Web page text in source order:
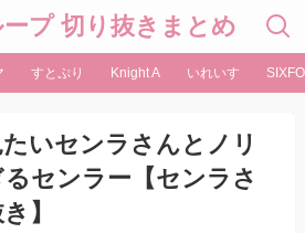
プ 切り抜きまとめ
すとぷり Knight A いれいす
いセンラさんとノリ
センラー【センラさ
】